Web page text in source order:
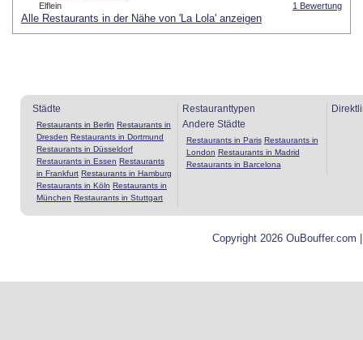
1 Bewertung
Elflein
Alle Restaurants in der Nähe von 'La Lola' anzeigen
Städte
Restaurants in Berlin Restaurants in
Dresden Restaurants in Dortmund
Restaurants in Düsseldorf
Restaurants in Essen Restaurants
in Frankfurt Restaurants in Hamburg
Restaurants in Köln Restaurants in
München Restaurants in Stuttgart
Restauranttypen
Andere Städte
Restaurants in Paris Restaurants in
London Restaurants in Madrid
Restaurants in Barcelona
Copyright 2026 OuBouffer.com